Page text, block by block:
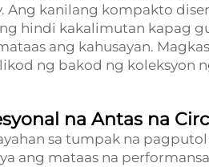
Ang kanilang kompakto
hindi kakalimutan kapag
ang kahusayan.
ng bakod ng koleksyon
na Antas na
sa tumpak na
ang mataas na